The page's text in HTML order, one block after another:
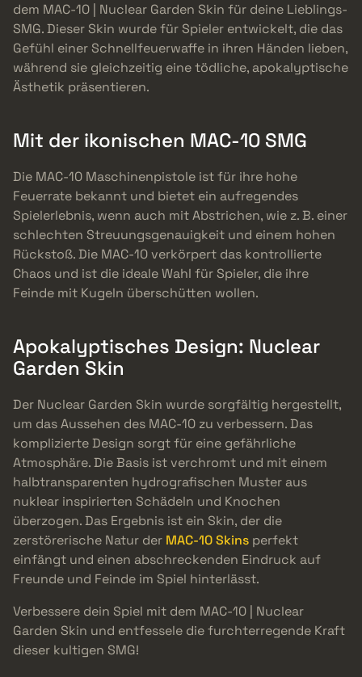
dem MAC-10 | Nuclear Garden Skin für deine Lieblings-
SMG. Dieser Skin wurde für Spieler entwickelt, die das
Gefühl einer Schnellfeuerwaffe in ihren Händen lieben,
während sie gleichzeitig eine tödliche, apokalyptische
Ästhetik präsentieren.
Mit der ikonischen MAC-10 SMG
Die MAC-10 Maschinenpistole ist für ihre hohe
Feuerrate bekannt und bietet ein aufregendes
Spielerlebnis, wenn auch mit Abstrichen, wie z. B. einer
schlechten Streuungsgenauigkeit und einem hohen
Rückstoß. Die MAC-10 verkörpert das kontrollierte
Chaos und ist die ideale Wahl für Spieler, die ihre
Feinde mit Kugeln überschütten wollen.
Apokalyptisches Design: Nuclear
Garden Skin
Der Nuclear Garden Skin wurde sorgfältig hergestellt,
um das Aussehen des MAC-10 zu verbessern. Das
komplizierte Design sorgt für eine gefährliche
Atmosphäre. Die Basis ist verchromt und mit einem
halbtransparenten hydrografischen Muster aus
nuklear inspirierten Schädeln und Knochen
überzogen. Das Ergebnis ist ein Skin, der die
zerstörerische Natur der MAC-10 Skins perfekt
einfängt und einen abschreckenden Eindruck auf
Freunde und Feinde im Spiel hinterlässt.
Verbessere dein Spiel mit dem MAC-10 | Nuclear
Garden Skin und entfessele die furchterregende Kraft
dieser kultigen SMG!